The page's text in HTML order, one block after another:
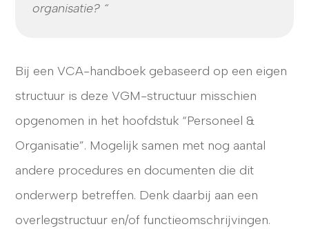
organisatie? “
Bij een VCA-handboek gebaseerd op een eigen
structuur is deze VGM-structuur misschien
opgenomen in het hoofdstuk “Personeel &
Organisatie”. Mogelijk samen met nog aantal
andere procedures en documenten die dit
onderwerp betreffen. Denk daarbij aan een
overlegstructuur en/of functieomschrijvingen.